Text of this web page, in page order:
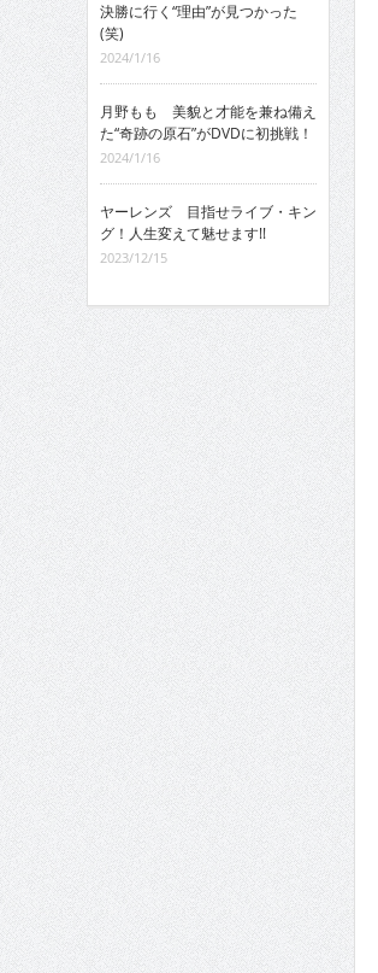
決勝に行く“理由”が見つかった
(笑)
2024/1/16
月野もも 美貌と才能を兼ね備え
た“奇跡の原石”がDVDに初挑戦！
2024/1/16
ヤーレンズ 目指せライブ・キン
グ！人生変えて魅せます!!
2023/12/15